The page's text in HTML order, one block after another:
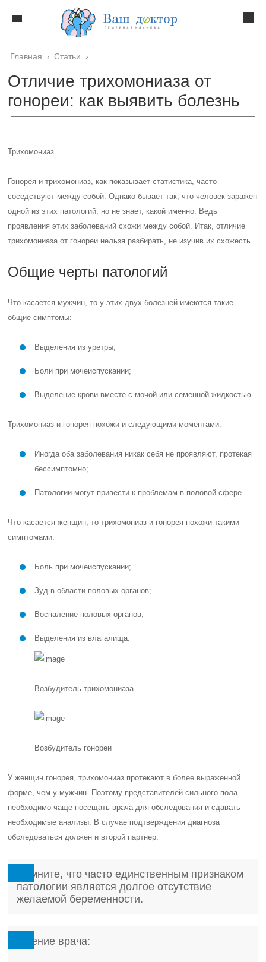
Главная › Статьи ›
Отличие трихомониаза от
гонореи: как выявить болезнь
Трихомониаз
Гонорея и трихомониаз, как показывает статистика, часто
соседствуют между собой. Однако бывает так, что человек заражен
одной из этих патологий, но не знает, какой именно. Ведь
проявления этих заболеваний схожи между собой. Итак, отличие
трихомониаза от гонореи нельзя разбирать, не изучив их схожесть.
Общие черты патологий
Что касается мужчин, то у этих двух болезней имеются такие
общие симптомы:
Выделения из уретры;
Боли при мочеиспускании;
Выделение крови вместе с мочой или семенной жидкостью.
Трихомониаз и гонорея похожи и следующими моментами:
Иногда оба заболевания никак себя не проявляют, протекая
бессимптомно;
Патологии могут привести к проблемам в половой сфере.
Что касается женщин, то трихомониаз и гонорея похожи такими
симптомами:
Боль при мочеиспускании;
Зуд в области половых органов;
Воспаление половых органов;
Выделения из влагалища.
Возбудитель трихомониаза
Возбудитель гонореи
У женщин гонорея, трихомониаз протекают в более выраженной
форме, чем у мужчин. Поэтому представителей сильного пола
необходимо чаще посещать врача для обследования и сдавать
необходимые анализы. В случае подтверждения диагноза
обследоваться должен и второй партнер.
Помните, что часто единственным признаком
патологии является долгое отсутствие
желаемой беременности.
Мнение врача: